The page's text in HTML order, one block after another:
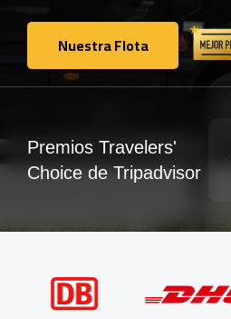
Nuestra Flota
Nuestra Flota
Premios Travelers'
Choice de Tripadvisor